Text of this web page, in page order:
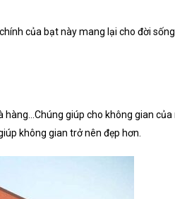
của bạt này mang lại cho đời
hàng…Chúng giúp cho không gian
không gian trở nên đẹp hơn.